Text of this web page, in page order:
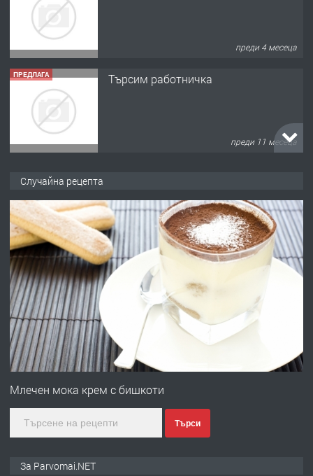
преди 4 месеца
ПРЕДЛАГА Търсим работничка
преди 11 месеца
преди 1 година
ПРЕДЛАГА Работа за общи работници
преди 1 година
ПРЕДЛАГА
Първи поход "По стъпките на Ангел
Случайна рецепта
Млечен мока крем с бишкоти
Търси
За Parvomai.NET